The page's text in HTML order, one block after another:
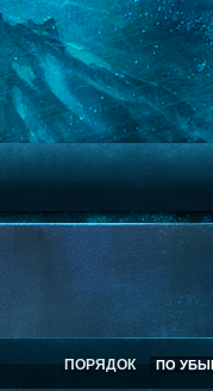
ПОРЯДОК ПО